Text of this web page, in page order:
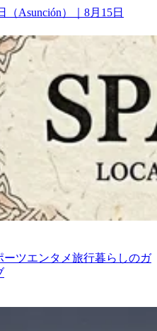
Asunción）
8月15日
ーツエンタメ旅行暮らしのガ